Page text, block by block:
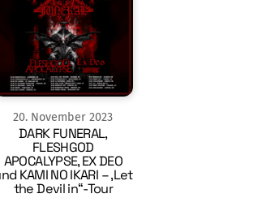
20. November 2023
DARK FUNERAL,
FLESHGOD
APOCALYPSE, EX DEO
KAMI NO IKARI – ‚Let
the Devil in“-Tour